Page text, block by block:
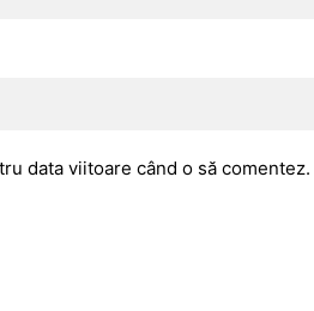
data viitoare când o să comentez.